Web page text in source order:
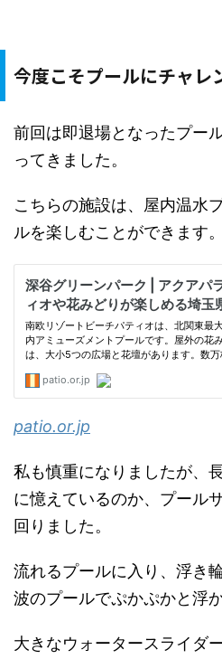
今度こそプールにチャレ
前回は即退場となったプー
ってきました。
こちらの施設は、屋内温水
ルを楽しむことができます。
patio.or.jp
私も慎重になりましたが、
に憶えているのか、プール
回りました。
流れるプールに入り、浮き
波のプールでぷかぷかと浮
大きなウォータースライダ